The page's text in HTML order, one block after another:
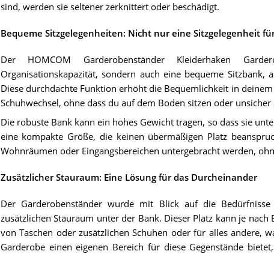
sind, werden sie seltener zerknittert oder beschädigt.
Bequeme Sitzgelegenheiten: Nicht nur eine Sitzgelegenheit
Der HOMCOM Garderobenständer Kleiderhaken
Organisationskapazität, sondern auch eine bequeme
Diese durchdachte Funktion erhöht die Bequemlichkeit in
Schuhwechsel, ohne dass du auf dem Boden sitzen oder
Die robuste Bank kann ein hohes Gewicht tragen, so dass sie
eine kompakte Größe, die keinen übermäßigen Platz
Wohnräumen oder Eingangsbereichen untergebracht werden,
Zusätzlicher Stauraum: Eine Lösung für das Durcheinander
Der Garderobenständer wurde mit Blick auf die
zusätzlichen Stauraum unter der Bank. Dieser Platz kann je
von Taschen oder zusätzlichen Schuhen oder für alles andere,
Garderobe einen eigenen Bereich für diese Gegenstände